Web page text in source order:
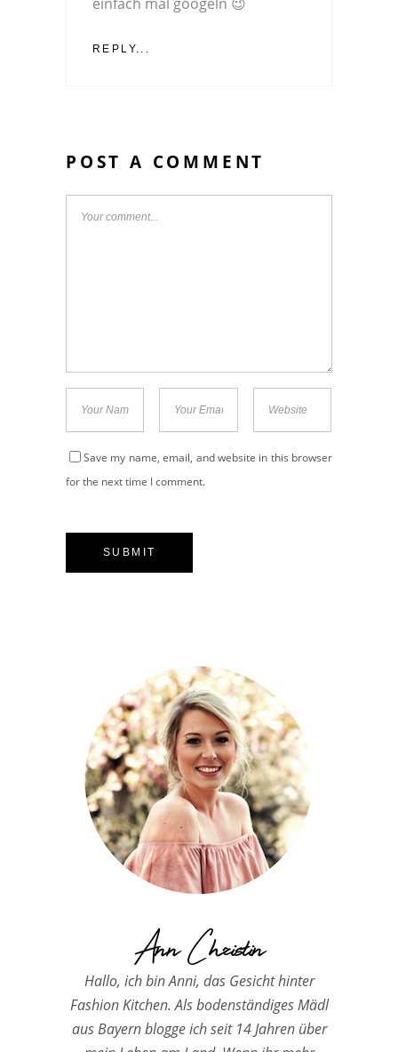
REPLY...
POST A COMMENT
Save my name, email, and website in this browser
for the next time I comment.
Ann Christin
Hallo, ich bin Anni, das Gesicht hinter
Fashion Kitchen. Als bodenständiges Mädl
aus Bayern blogge ich seit 14 Jahren über